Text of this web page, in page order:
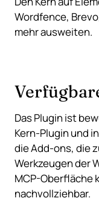
Wordfence,
mehr ausweiten.
Das Plugin ist
Kern-Plugin und
die Add-ons, die
Werkzeugen der
MCP-Oberfläche
nachvollziehbar.